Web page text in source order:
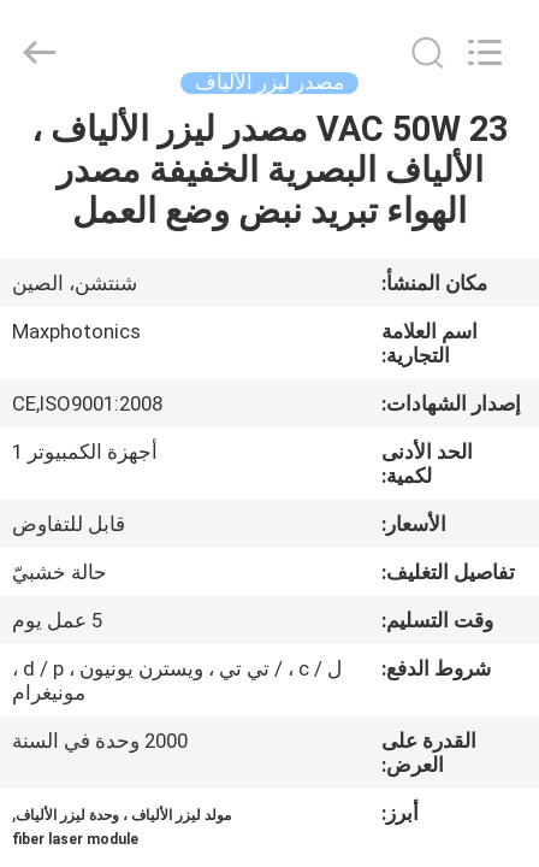
مسكن
منتجات
عرض
الواقع
الافتراضي
معلومات
جولة
المعمل
الجودة
Technology
Reserved.
مصدر ليزر الألياف
23 VAC 50W مصدر ليزر الألياف ،
الألياف البصرية الخفيفة مصدر
الهواء تبريد نبض وضع العمل
مكان المنشأ:
شنتشن، الصين
اسم العلامة
التجارية:
Maxphotonics
إصدار الشهادات:
CE,ISO9001:2008
الحد الأدنى
لكمية:
أجهزة الكمبيوتر 1
الأسعار:
قابل للتفاوض
تفاصيل التغليف:
حالة خشبيّ
وقت التسليم:
5 عمل يوم
شروط الدفع:
ل / c ، / تي تي ، ويسترن يونيون ، d / p ،
مونيغرام
القدرة على
العرض:
2000 وحدة في السنة
أبرز: مولد ليزر الألياف ، وحدة ليزر الألياف,
fiber laser module